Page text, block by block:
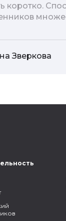
коротко.
сети,
поэтому
лучших
Зверкова